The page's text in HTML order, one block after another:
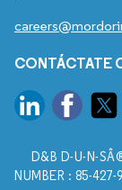
CONTÁCTATE
D&B D-U-N-
NUMBER : 85-427-